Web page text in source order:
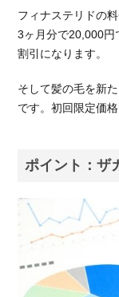
較
6.3.
治療
展開
数を
ク
ッ
ク
え
フィナステリドの
3ヶ月分で20,000円
割引になります。
そして髪の毛を新
です。初回限定価
ポイント：ザ